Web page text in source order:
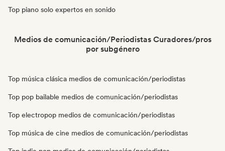
Top piano solo expertos en sonido
Medios de comunicación/Periodistas Curadores/pros
por subgénero
Top música clásica medios de comunicación/periodistas
Top pop bailable medios de comunicación/periodistas
Top electropop medios de comunicación/periodistas
Top música de cine medios de comunicación/periodistas